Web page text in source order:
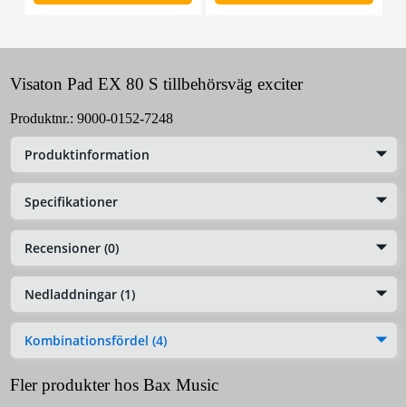
Visaton Pad EX 80 S tillbehörsväg exciter
Produktnr.: 9000-0152-7248
Produktinformation
Specifikationer
Recensioner (0)
Nedladdningar (1)
Kombinationsfördel (4)
Fler produkter hos Bax Music